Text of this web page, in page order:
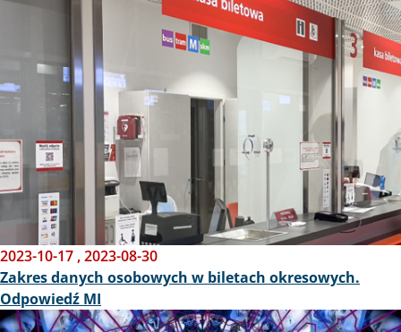
2023-10-17 ,2023-08-30
Zakres danych osobowych w biletach okresowych.
Odpowiedź MI
Obraz